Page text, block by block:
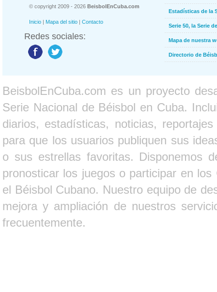
© copyright 2009 - 2026 BeisbolEnCuba.com
Inicio | Mapa del sitio | Contacto
Redes sociales:
Estadísticas de la
Serie 50, la Serie
Mapa de nuestra
Directorio de
BeisbolEnCuba.com es un proyecto
Serie Nacional de Béisbol en Cuba.
diarios, estadísticas, noticias,
para que los usuarios publiquen sus
o sus estrellas favoritas. Disponemos
pronosticar los juegos o participar en
el Béisbol Cubano. Nuestro equipo de
mejora y ampliación de nuestros
frecuentemente.